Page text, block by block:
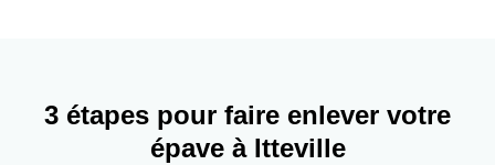
3 étapes pour faire enlever votre
épave à Itteville